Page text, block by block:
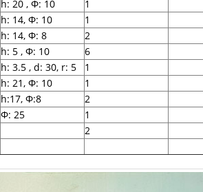
h: 20 , Ф: 10 1
h: 14, Ф: 10 1
h: 14, Ф: 8 2
h: 5 , Ф: 10 6
h: 3.5 , d: 30, r: 5 1
h: 21, Ф: 10 1
h:17, Ф:8 2
Ф: 25 1
2